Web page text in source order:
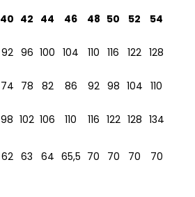
40 42 44 46 48 50 52
54
92 96 100 104 110 116 122 128
74 78 82 86 92 98 104 110
98 102 106 110 116 122 128 134
62 63 64 65,5 70 70 70 70